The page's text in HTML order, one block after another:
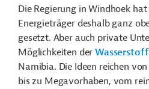
Die Regierung in Windhoek hat
Energieträger deshalb ganz
gesetzt. Aber auch private
Möglichkeiten der
Namibia. Die Ideen reichen
bis zu Megavorhaben, vom